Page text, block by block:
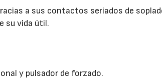
a sus contactos seriados de
su vida útil.
y pulsador de forzado.